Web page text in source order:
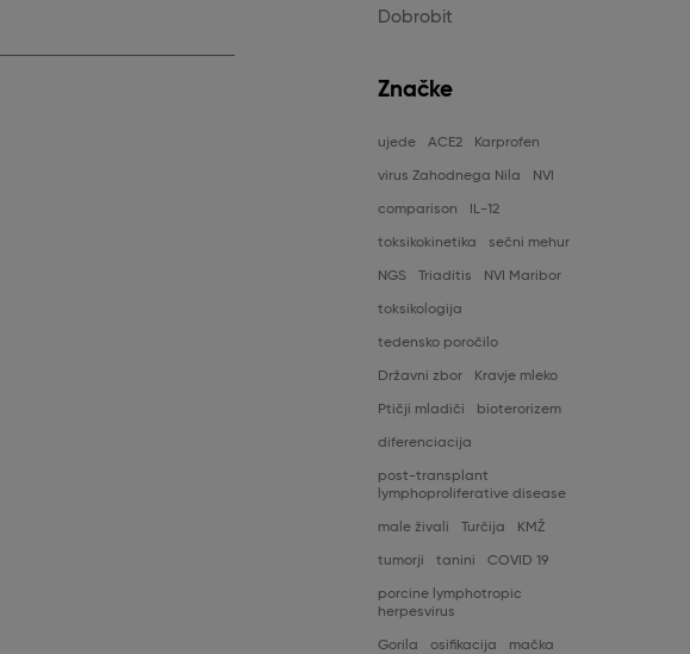
Dobrobit
Značke
ujede ACE2 Karprofen
virus Zahodnega Nila NVI
comparison IL-12
toksikokinetika sečni mehur
NGS Triaditis NVI Maribor
toksikologija
tedensko poročilo
Državni zbor Kravje mleko
Ptičji mladiči bioterorizem
diferenciacija
post-transplant
lymphoproliferative disease
male živali Turčija KMŽ
tumorji tanini COVID 19
porcine lymphotropic
herpesvirus
Gorila osifikacija mačka